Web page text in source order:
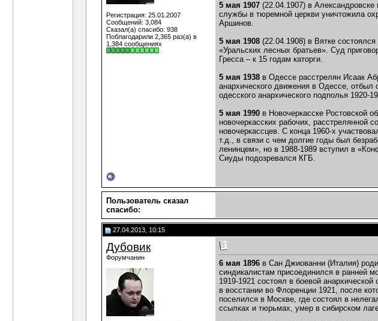
Регистрация: 25.01.2007
Сообщений: 3,084
Сказал(а) спасибо: 938
Поблагодарили 2,365 раз(а) в
1,384 сообщениях
5 мая 1907 (22.04.1907) в
службы в тюремной церкви уничтожила
Аршинов.
5 мая 1908 (22.04.1908) в Вятке
«Уральских лесных братьев». Суд
Гресса – к 15 годам каторги.
5 мая 1938 в Одессе расстрелян Исаак
анархического движения в Одессе,
одесского анархического подполья
5 мая 1990 в Новочеркасске Ростовской
новочеркасских рабочих,
новочеркассцев. С конца 1960-х
т.д., в связи с чем долгие годы был
ленинцем», но в 1988-1989 вступил в
Сиуды подозревался КГБ.
Пользователь сказал
cпасибо:
27.04.2013, 10:15
Дубовик
Форумчанин
6 мая 1896 в Сан Джиованни (Италия)
синдикалистам присоединился в ранней
1919-1921 состоял в боевой
в восстании во Флоренции 1921, после
поселился в Москве, где состоял в
ссылках и тюрьмах, умер в сибирском